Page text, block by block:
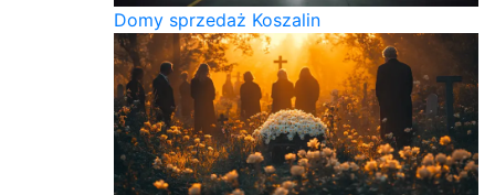
Domy sprzedaż Koszalin